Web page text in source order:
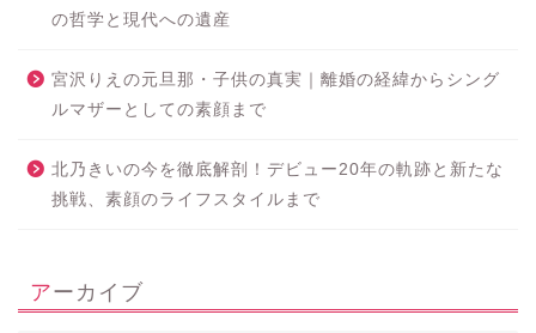
の哲学と現代への遺産
宮沢りえの元旦那・子供の真実｜離婚の経緯からシング
ルマザーとしての素顔まで
北乃きいの今を徹底解剖！デビュー20年の軌跡と新たな
挑戦、素顔のライフスタイルまで
アーカイブ